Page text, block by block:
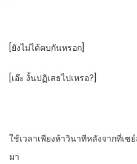
[ยังไม่ได้คบกันหรอก]
[เอ๊ะ​ งั้นปฏิเสธ​ไปเหรอ?]
ใช้เวลาเพียง​ห้าวินาทีหลังจากที่เ
มา